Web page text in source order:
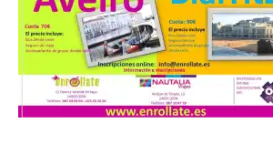
7 Ago 2026
Los materiales ya pueden
recogerse gratuitamente
en la Oficina de
Información Turística de